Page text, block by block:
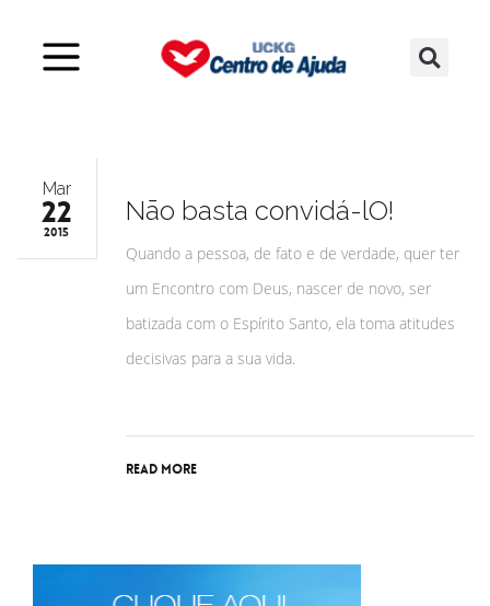
Mar
22
2015
Nāo basta convidá-lO!
Quando a pessoa, de fato e de verdade, quer ter
um Encontro com Deus, nascer de novo, ser
batizada com o Espírito Santo, ela toma atitudes
decisivas para a sua vida.
Read More